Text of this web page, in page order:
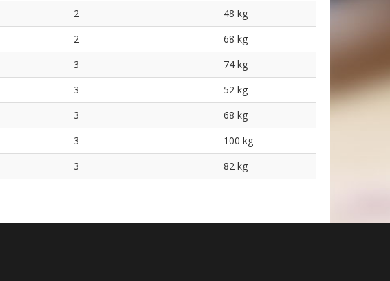
2
48 kg
2
68 kg
3
74 kg
3
52 kg
3
68 kg
3
100 kg
3 82 kg